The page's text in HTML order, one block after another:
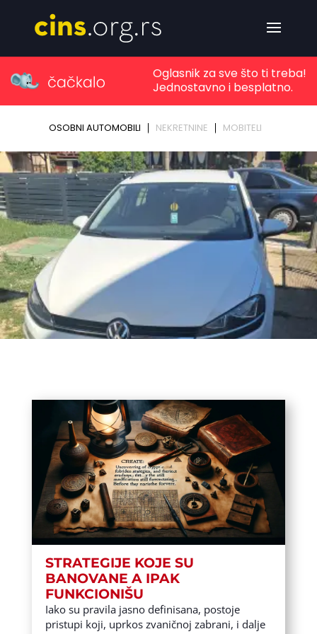
STRATEGIJE KOJE SU
BANOVANE A IPAK
FUNKCIONIŠU
Iako su pravila jasno definisana, postoje
pristupi koji, uprkos zvaničnoj zabrani, i dalje